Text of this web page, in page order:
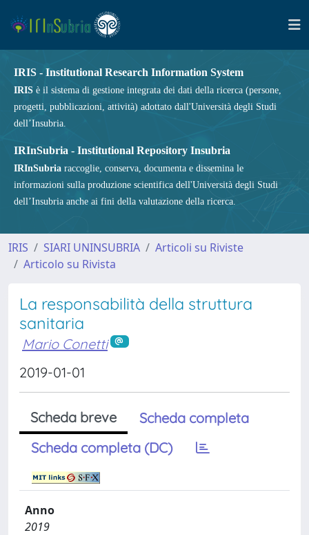
IRIS - Institutional Research Information System
IRIS è il sistema di gestione integrata dei dati della ricerca (persone,
progetti, pubblicazioni, attività) adottato dall'Università degli Studi
dell’Insubria.
IRInSubria - Institutional Repository Insubria
IRInSubria raccoglie, conserva, documenta e dissemina le
informazioni sulla produzione scientifica dell'Università degli Studi
dell’Insubria anche ai fini della valutazione della ricerca.
IRIS SIARI UNINSUBRIA
Articoli su Riviste
Articolo su Rivista
La responsabilità della struttura
sanitaria
Mario Conetti
2019-01-01
Scheda breve
Scheda completa
Scheda completa (DC)
Anno
2019